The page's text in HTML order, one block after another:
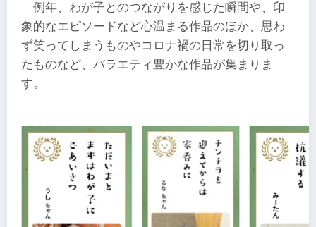
例年、わが子とのつながりを感じた瞬間や、印
象的なエピソードなど心温まる作品のほか、思わ
ず笑ってしまうものやコロナ禍の日常を切り取っ
たものなど、バラエティ豊かな作品が集まりま
す。